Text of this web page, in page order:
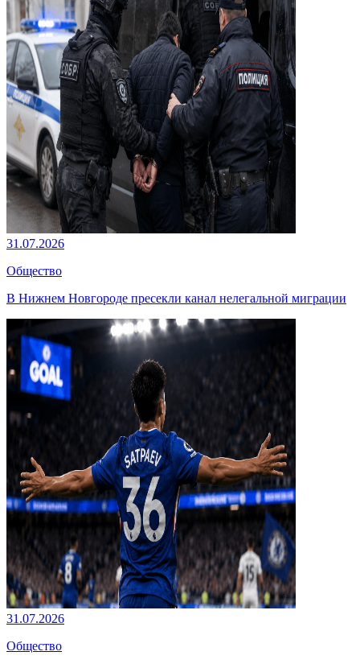
31.07.2026
Общество
В Нижнем Новгороде пресекли канал нелегальной миграции
31.07.2026
Общество